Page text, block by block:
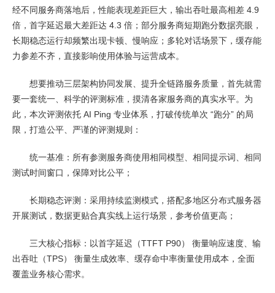
经不同服务商落地后，性能表现差距巨大，输出吞吐最高相差 4.9
倍，首字延迟最大差距达 4.3 倍；部分服务商短期跑分数据亮眼，
长期稳态运行却频繁出现卡顿、慢响应；多轮对话场景下，缓存能
力参差不齐，直接影响使用体验与运营成本。
想要推动三层架构协同发展、提升全链路服务质量，首先就需
要一套统一、科学的评测标准，摸清各家服务商的真实水平。为
此，本次评测依托 AI Ping 专业体系，打破传统单次 “跑分” 的局
限，打造公平、严谨的评测规则：
统一基准：所有参测服务商使用相同模型、相同提示词、相同
测试时间窗口，保障对比公平；
长期稳态评测：采用持续监测模式，搭配多地区分布式服务器
开展测试，数据更贴合真实线上运行场景，参考价值更高；
三大核心指标：以首字延迟（TTFT P90） 衡量响应速度、输
出吞吐（TPS） 衡量生成效率、缓存命中率衡量使用成本，全面
覆盖业务核心需求。